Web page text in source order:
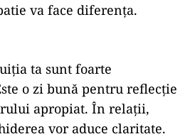
va face diferența.
ta sunt foarte
o zi bună pentru reflecție
apropiat. În relații,
vor aduce claritate.